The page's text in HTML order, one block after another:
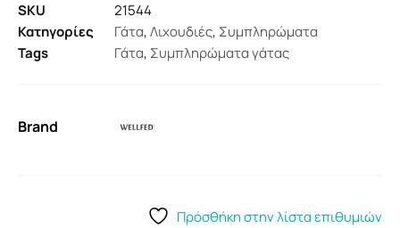
SKU
21544
Κατηγορίες
Γάτα,Λιχουδιές, Συμπληρώματα
Tags
Γάτα, Συμπληρώματα γάτας
Brand
Πρόσθήκη στην λίστα επιθυμιών